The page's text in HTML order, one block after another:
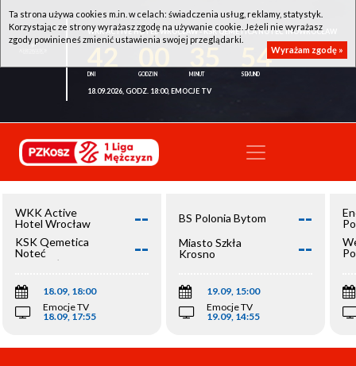
WKK ACTIVE HOTEL WROCŁAW - KSK QEMETICA NOTEĆ INOWROCŁAW
54
18.09.2026, GODZ. 18:00, EMOCJE TV
WKK Active
Hotel Wrocław
--
KSK Qemetica
Noteć
Inowrocław
--
18.09, 18:00
Emocje TV
18.09, 17:55
BS Polonia Bytom --
Miasto Szkła
Krosno
--
19.09, 15:00
Emocje TV
19.09, 14:55
Ta strona używa cookies m.in. w celach: świadczenia usług, reklamy, statystyk.
Korzystając ze strony wyrażasz zgodę na używanie cookie. Jeżeli nie wyrażasz
zgody powinieneś zmienić ustawienia swojej przeglądarki.
Wyrażam zgodę »